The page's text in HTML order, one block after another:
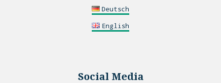
Deutsch
English
Social Media